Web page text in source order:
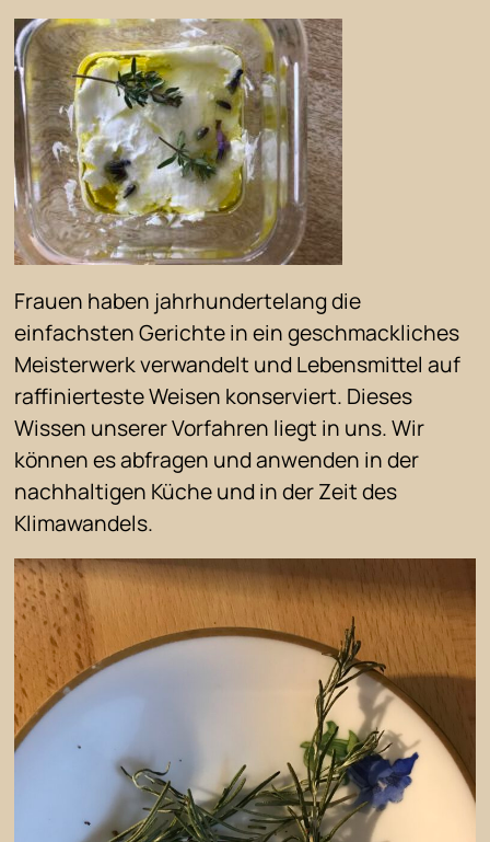
Frauen haben jahrhundertelang die
einfachsten Gerichte in ein geschmackliches
Meisterwerk verwandelt und Lebensmittel auf
raffinierteste Weisen konserviert. Dieses
Wissen unserer Vorfahren liegt in uns. Wir
können es abfragen und anwenden in der
nachhaltigen Küche und in der Zeit des
Klimawandels.